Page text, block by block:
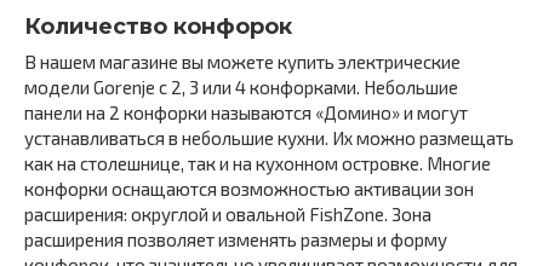
Количество конфорок
В нашем магазине вы можете купить электрические
модели Gorenje с 2, 3 или 4 конфорками. Небольшие
панели на 2 конфорки называются «Домино» и могут
устанавливаться в небольшие кухни. Их можно размещать
как на столешнице, так и на кухонном островке. Многие
конфорки оснащаются возможностью активации зон
расширения: округлой и овальной FishZone. Зона
расширения позволяет изменять размеры и форму